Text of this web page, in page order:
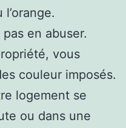
en abuser.
vous
couleur imposés.
logement se
ou dans une